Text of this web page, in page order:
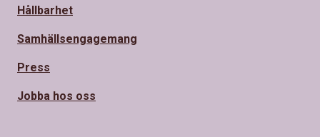
Hållbarhet
Samhällsengagemang
Press
Jobba hos oss